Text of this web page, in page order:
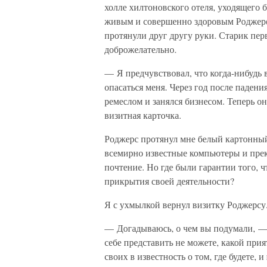
холле хилтоновского отеля,
живым и совершенно здоровым
протянули друг другу руки. Старик
доброжелательно.
— Я предчувствовал, что когда-
опасаться меня. Через год после
ремеслом и занялся бизнесом. Теперь
визитная карточка.
Роджерс протянул мне белый
всемирно известные компьютеры и
почтение. Но где были гарантии того,
прикрытия своей деятельности?
Я с ухмылкой вернул визитку Роджерсу.
— Догадываюсь, о чем вы подумали,
себе представить не можете, какой
своих в известность о том, где будете,